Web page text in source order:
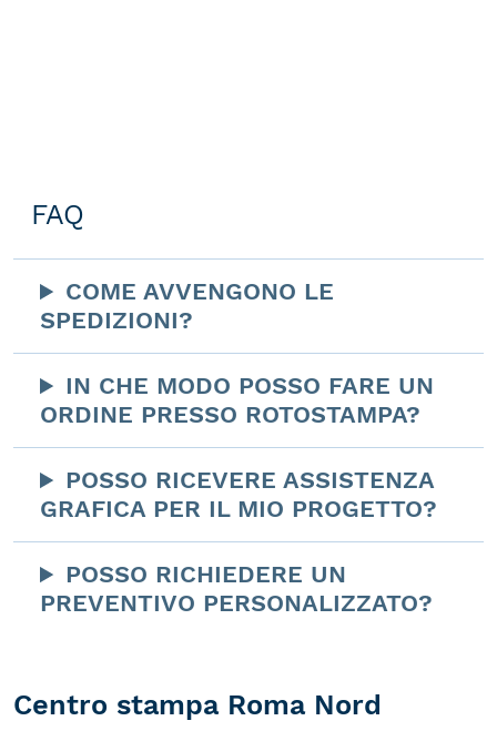
FAQ
COME AVVENGONO LE
SPEDIZIONI?
IN CHE MODO POSSO FARE UN
ORDINE PRESSO ROTOSTAMPA?
POSSO RICEVERE ASSISTENZA
GRAFICA PER IL MIO PROGETTO?
POSSO RICHIEDERE UN
PREVENTIVO PERSONALIZZATO?
Centro stampa Roma Nord